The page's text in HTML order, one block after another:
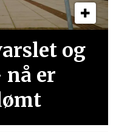
og
er